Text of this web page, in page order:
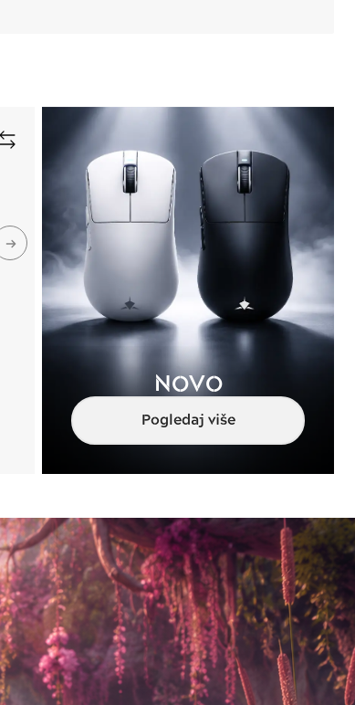
NOVO
Pogledaj više
DAMARU CRNI
Crna